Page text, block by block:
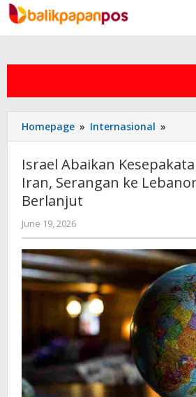
Skip
to
content
Homepage » Internasional »
AS-
Tetap
Israel Abaikan
Iran, Serangan ke
Berlanjut
June 19, 2026by
admin